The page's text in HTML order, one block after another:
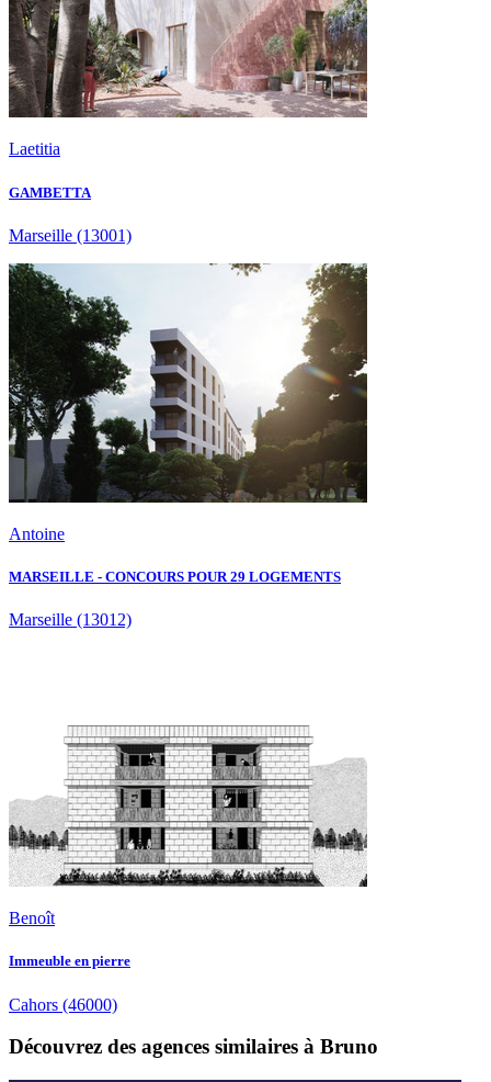
Laetitia
GAMBETTA
Marseille (13001)
Antoine
MARSEILLE - CONCOURS POUR 29 LOGEMENTS
Marseille (13012)
Benoît
Immeuble en pierre
Cahors (46000)
Découvrez des agences similaires à Bruno